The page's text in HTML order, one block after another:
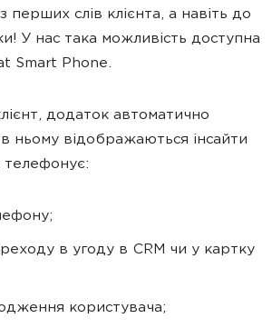
перших слів клієнта, а навіть до
У нас така можливість доступна
Smart Phone.
додаток автоматично
в ньому відображаються інсайти
в угоду в CRM чи у картку
користувача;